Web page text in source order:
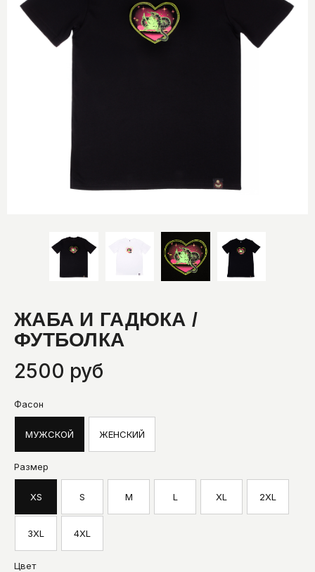
ЖАБА И ГАДЮКА /
ФУТБОЛКА
2500 руб
Фасон
МУЖСКОЙ ЖЕНСКИЙ
Размер
XS S M L XL 2XL
3XL 4XL
Цвет